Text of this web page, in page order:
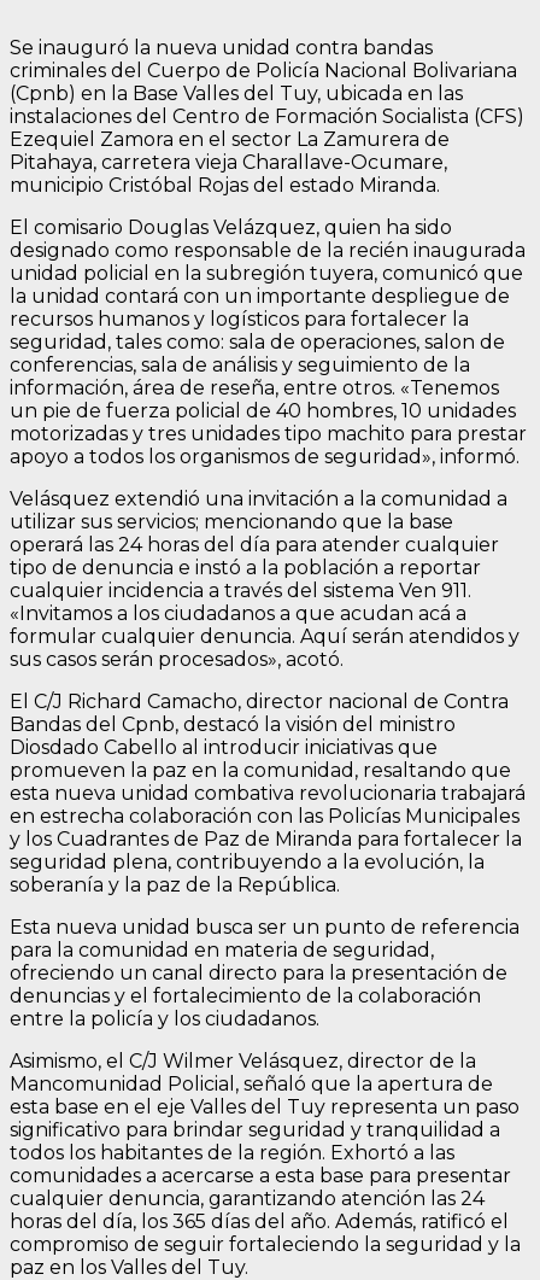
Se inauguró la nueva unidad contra bandas
criminales del Cuerpo de Policía Nacional Bolivariana
(Cpnb) en la Base Valles del Tuy, ubicada en las
instalaciones del Centro de Formación Socialista (CFS)
Ezequiel Zamora en el sector La Zamurera de
Pitahaya, carretera vieja Charallave-Ocumare,
municipio Cristóbal Rojas del estado Miranda.
El comisario Douglas Velázquez, quien ha sido
designado como responsable de la recién inaugurada
unidad policial en la subregión tuyera, comunicó que
la unidad contará con un importante despliegue de
recursos humanos y logísticos para fortalecer la
seguridad, tales como: sala de operaciones, salon de
conferencias, sala de análisis y seguimiento de la
información, área de reseña, entre otros. «Tenemos
un pie de fuerza policial de 40 hombres, 10 unidades
motorizadas y tres unidades tipo machito para prestar
apoyo a todos los organismos de seguridad», informó.
Velásquez extendió una invitación a la comunidad a
utilizar sus servicios; mencionando que la base
operará las 24 horas del día para atender cualquier
tipo de denuncia e instó a la población a reportar
cualquier incidencia a través del sistema Ven 911.
«Invitamos a los ciudadanos a que acudan acá a
formular cualquier denuncia. Aquí serán atendidos y
sus casos serán procesados», acotó.
El C/J Richard Camacho, director nacional de Contra
Bandas del Cpnb, destacó la visión del ministro
Diosdado Cabello al introducir iniciativas que
promueven la paz en la comunidad, resaltando que
esta nueva unidad combativa revolucionaria trabajará
en estrecha colaboración con las Policías Municipales
y los Cuadrantes de Paz de Miranda para fortalecer la
seguridad plena, contribuyendo a la evolución, la
soberanía y la paz de la República.
Esta nueva unidad busca ser un punto de referencia
para la comunidad en materia de seguridad,
ofreciendo un canal directo para la presentación de
denuncias y el fortalecimiento de la colaboración
entre la policía y los ciudadanos.
Asimismo, el C/J Wilmer Velásquez, director de la
Mancomunidad Policial, señaló que la apertura de
esta base en el eje Valles del Tuy representa un paso
significativo para brindar seguridad y tranquilidad a
todos los habitantes de la región. Exhortó a las
comunidades a acercarse a esta base para presentar
cualquier denuncia, garantizando atención las 24
horas del día, los 365 días del año. Además, ratificó el
compromiso de seguir fortaleciendo la seguridad y la
paz en los Valles del Tuy.